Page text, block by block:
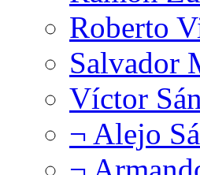
Roberto
Salvador
Víctor
¬ Alejo